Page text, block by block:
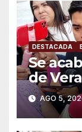
DESTACADA
Se
de
de
AGO 5,